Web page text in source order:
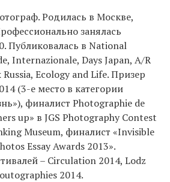
Родилась в Москве,
занялась
Публиковалась в National
Internazionale, Days Japan, A/R
Russia, Ecology and Life. Призер
(3-е место в категории
финалист Photographie de
up» в JGS Photography Contest
Museum, финалист «Invisible
Essay Awards 2013».
– Circulation 2014, Lodz
2014.